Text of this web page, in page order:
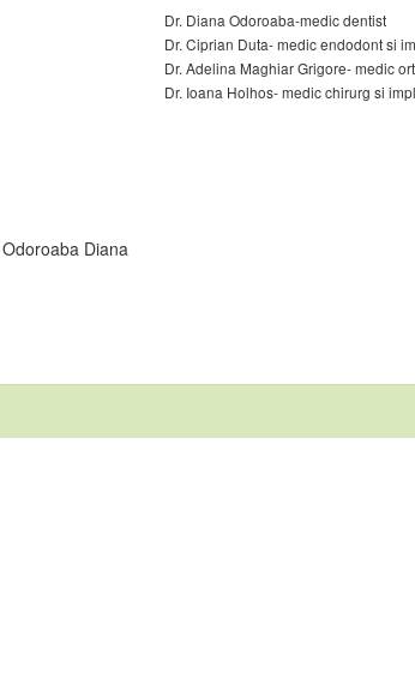
Diana
Dr. Diana Odoroaba-medic dentist
Dr. Ciprian Duta- medic endodont si
Dr. Adelina Maghiar Grigore- medic
Dr. Ioana Holhos- medic chirurg si